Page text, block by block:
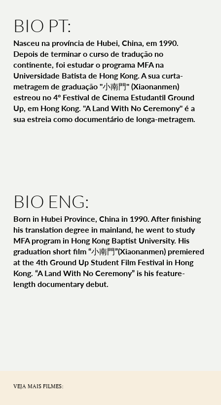
BIO PT:
Nasceu na província de Hubei, China, em 1990.
Depois de terminar o curso de tradução no
continente, foi estudar o programa MFA na
Universidade Batista de Hong Kong. A sua curta-
metragem de graduação "小南門" (Xiaonanmen)
estreou no 4º Festival de Cinema Estudantil Ground
Up, em Hong Kong. "A Land With No Ceremony" é a
sua estreia como documentário de longa-metragem.
BIO ENG:
Born in Hubei Province, China in 1990. After finishing
his translation degree in mainland, he went to study
MFA program in Hong Kong Baptist University. His
graduation short film “小南門”(Xiaonanmen) premiered
at the 4th Ground Up Student Film Festival in Hong
Kong. “A Land With No Ceremony” is his feature-
length documentary debut.
VEJA MAIS FILMES: